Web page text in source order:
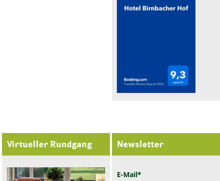
Virtueller Rundgang Newsletter
E-Mail*